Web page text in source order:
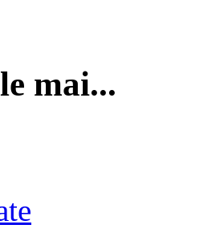
mai...